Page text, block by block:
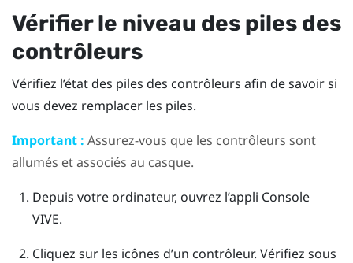
Vérifier le niveau des piles des
contrôleurs
Vérifiez l’état des piles des contrôleurs afin de savoir si
vous devez remplacer les piles.
Important : Assurez-vous que les contrôleurs sont
allumés et associés au casque.
Depuis votre ordinateur, ouvrez l’appli Console
VIVE.
Cliquez sur les icônes d’un contrôleur. Vérifiez sous